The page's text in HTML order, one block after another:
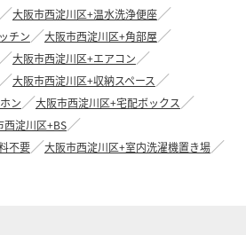
大阪市西淀川区+温水洗浄便座
チン
大阪市西淀川区+角部屋
大阪市西淀川区+エアコン
大阪市西淀川区+収納スペース
ン
大阪市西淀川区+宅配ボックス
西淀川区+BS
不要
大阪市西淀川区+室内洗濯機置き場